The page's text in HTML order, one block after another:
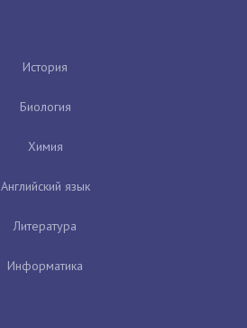
История
Биология
Химия
Английский язык
Литература
Информатика